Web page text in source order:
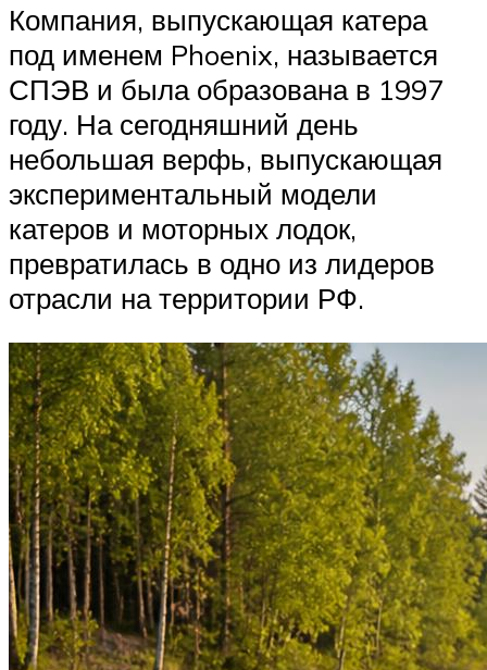
Компания, выпускающая катера
под именем Phoenix, называется
СПЭВ и была образована в 1997
году. На сегодняшний день
небольшая верфь, выпускающая
экспериментальный модели
катеров и моторных лодок,
превратилась в одно из лидеров
отрасли на территории РФ.